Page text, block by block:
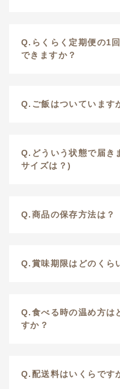
Q.らくらく定期便の1
できますか？
Q.ご飯はついています
Q.どういう状態で届き
サイズは？)
Q.商品の保存方法は？
Q.賞味期限はどのくら
Q.食べる時の温め方は
すか？
Q.配送料はいくらです